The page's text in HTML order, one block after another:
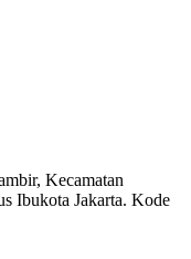
Kecamatan
Ibukota Jakarta. Kode